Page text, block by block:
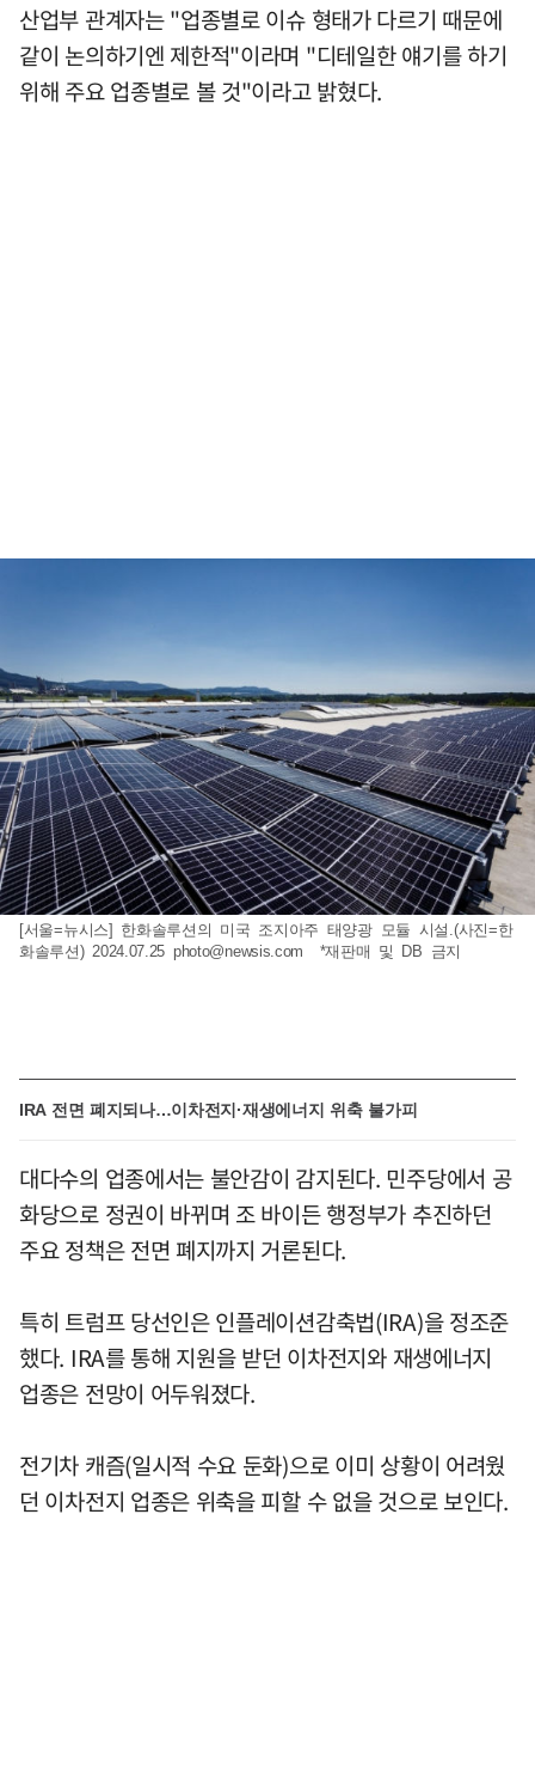
산업부 관계자는 "업종별로 이슈 형태가 다르기 때문에
같이 논의하기엔 제한적"이라며 "디테일한 얘기를 하기
위해 주요 업종별로 볼 것"이라고 밝혔다.
[서울=뉴시스] 한화솔루션의 미국 조지아주 태양광 모듈 시설.(사진=한
화솔루션) 2024.07.25 photo@newsis.com *재판매 및 DB 금지
IRA 전면 폐지되나…이차전지·재생에너지 위축 불가피
대다수의 업종에서는 불안감이 감지된다. 민주당에서 공
화당으로 정권이 바뀌며 조 바이든 행정부가 추진하던
주요 정책은 전면 폐지까지 거론된다.
특히 트럼프 당선인은 인플레이션감축법(IRA)을 정조준
했다. IRA를 통해 지원을 받던 이차전지와 재생에너지
업종은 전망이 어두워졌다.
전기차 캐즘(일시적 수요 둔화)으로 이미 상황이 어려웠
던 이차전지 업종은 위축을 피할 수 없을 것으로 보인다.